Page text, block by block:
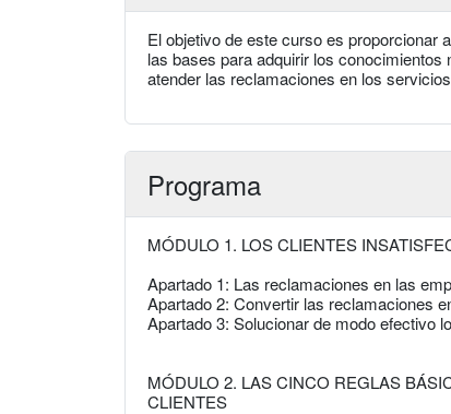
El objetivo de este curso es proporcionar
las bases para adquirir los
atender las reclamaciones en los
Programa
MÓDULO 1. LOS CLIENTES
Apartado 1: Las reclamaciones en las
Apartado 2: Convertir las reclamaciones
Apartado 3: Solucionar de modo efectivo
MÓDULO 2. LAS CINCO REGLAS
CLIENTES